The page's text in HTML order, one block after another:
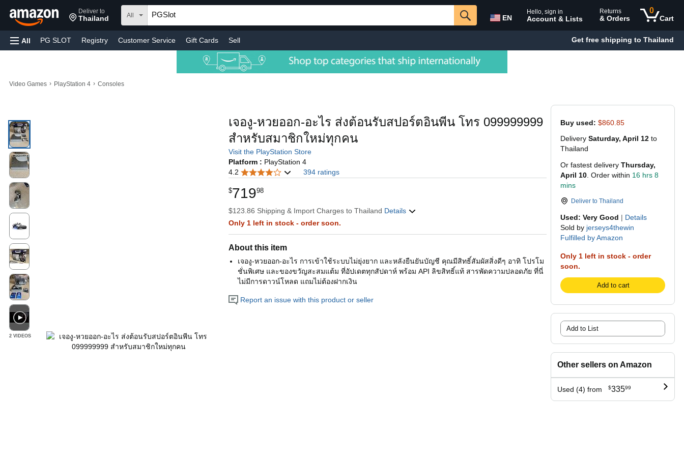
Deliver to
Thailand All EN
Hello, sign in
Account & Lists
Returns
& Orders
0
Cart
All PG SLOT Registry Customer Service Gift Cards Sell Get free shipping to Thailand
Video Games › PlayStation 4 › Consoles
Buy used: $860.85
Delivery Saturday, April 12 to
Thailand
Or fastest delivery Thursday,
April 10 . Order within 16 hrs 8
mins
Deliver to Thailand
Used: Very Good | Details
Sold by jerseys4thewin
Fulfilled by Amazon
Only 1 left in stock - order
soon.
Add to cart
Add to List
Other sellers on Amazon
Used (4) from $33599
2 VIDEOS
เจองู-หวยออก-อะไร ส่งต้อนรับสปอร์ตอินพีน โทร 099999999
สำหรับสมาชิกใหม่ทุกคน
Visit the PlayStation Store
Platform : PlayStation 4
4.2
394 ratings
$71998
$123.86 Shipping & Import Charges to Thailand Details
Only 1 left in stock - order soon.
About this item
เจองู-หวยออก-อะไร การเข้าใช้ระบบไม่ยุ่งยาก และหลังยืนยันบัญชี คุณมีสิทธิ์สัมผัสสิ่งดีๆ อาทิ โปรโม
ชั่นพิเศษ และของขวัญสะสมแต้ม ที่อัปเดตทุกสัปดาห์ พร้อม API ลิขสิทธิ์แท้ สารพัดความปลอดภัย ที่นี่
ไม่มีการดาวน์โหลด แถมไม่ต้องฝากเงิน
Report an issue with this product or seller